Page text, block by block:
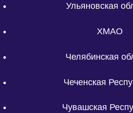
Ульяновская
ХМАО
Челябинская
Чеченская
Чувашская